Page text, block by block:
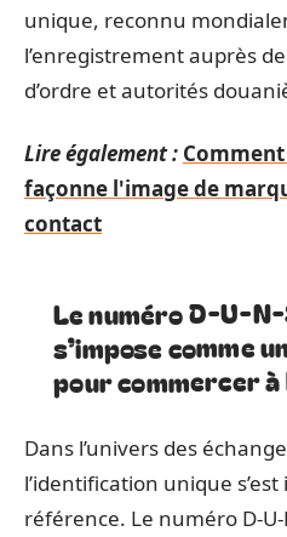
unique, reconnu
l’enregistrement auprès
d’ordre et autorités
Lire également :
façonne l'image de
contact
Le numéro D-U-
s’impose comme
pour commercer
Dans l’univers des
l’identification unique
référence. Le numéro D-